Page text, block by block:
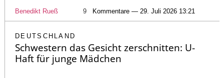
Benedikt Rueß 9 Kommentare — 29. Juli 2026 13:21
DEUTSCHLAND
Schwestern das Gesicht zerschnitten: U-
Haft für junge Mädchen